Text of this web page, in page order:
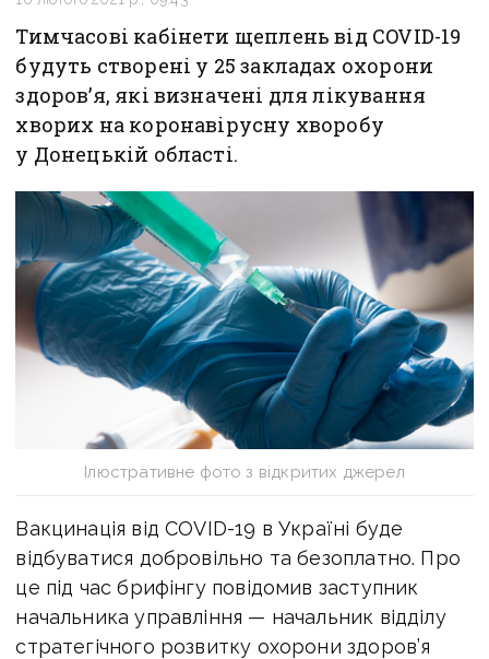
Тимчасові кабінети щеплень від COVID-19
будуть створені у 25 закладах охорони
здоров’я, які визначені для лікування
хворих на коронавірусну хворобу
у Донецькій області.
Ілюстративне фото з відкритих джерел
Вакцинація від COVID-19 в Україні буде
відбуватися добровільно та безоплатно. Про
це під час брифінгу повідомив заступник
начальника управління — начальник відділу
стратегічного розвитку охорони здоров’я